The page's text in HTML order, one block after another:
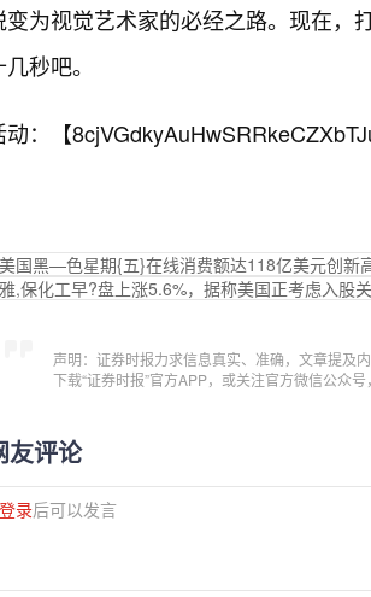
变为视觉艺术家的必经之路。现在，
几秒吧。
动：【
美国黑—色星期{五}在线消费额达118亿美元创新
雅,保化工早?盘上涨5.6%，据称美国正考虑入股
声明：证券时报力求信息真实、准确，文章提及
下载“证券时报”官方APP，或关注官方微信公众
友评论
登录后可以发言